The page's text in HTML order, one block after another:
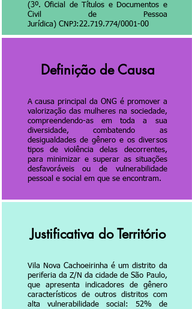
(3º. Oficial de Títulos e Documentos e
Civil de Pessoa
Jurídica) CNPJ:22.719.774/0001-00
Definição de Causa
A causa principal da ONG é promover a
valorização das mulheres na sociedade,
compreendendo-as em toda a sua
diversidade, combatendo as
desigualdades de gênero e os diversos
tipos de violência delas decorrentes,
para minimizar e superar as situações
desfavoráveis ou de vulnerabilidade
pessoal e social em que se encontram.
Justificativa do Território
Vila Nova Cachoeirinha é um distrito da
periferia da Z/N da cidade de São Paulo,
que apresenta indicadores de gênero
característicos de outros distritos com
alta vulnerabilidade social: 52% de